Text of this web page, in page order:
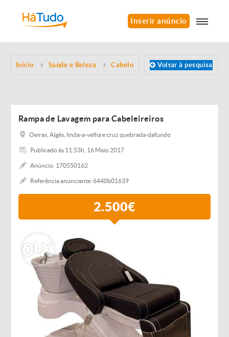
Inserir anúncio
Início Saúde e Beleza Cabelo Voltar à pesquisa
Rampa de Lavagem para Cabeleireiros
Oeiras, Algés, linda-a-velha e cruz quebrada-dafundo
Publicado às 11:53h, 16 Maio 2017
Anúncio: 170550162
Referência anunciante: 6440b01639
2.500€